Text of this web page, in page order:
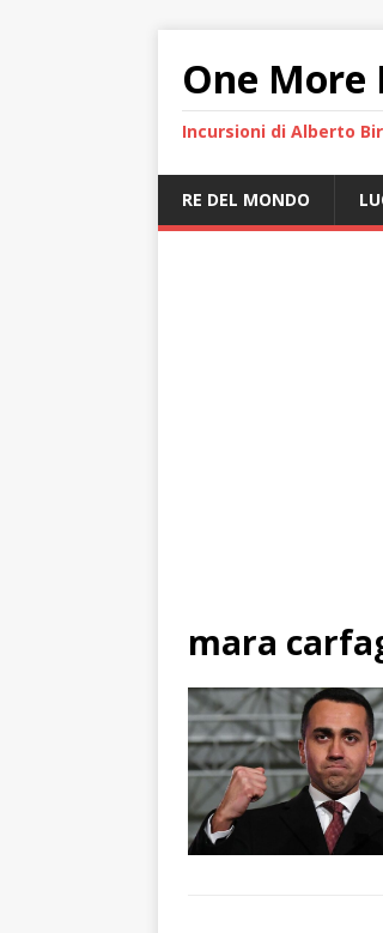
One More
Incursioni di Alberto
RE DEL MONDO
mara